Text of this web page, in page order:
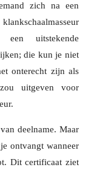
zich na een
uitstekende
die kun je niet
onterecht zijn als
uitgeven voor
deelname. Maar
ontvangt wanneer
Dit certificaat ziet